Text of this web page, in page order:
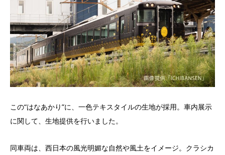
この“はなあかり”に、一色テキスタイルの生地が採用。車内展示
に関して、生地提供を行いました。
同車両は、西日本の風光明媚な自然や風土をイメージ。クラシカ